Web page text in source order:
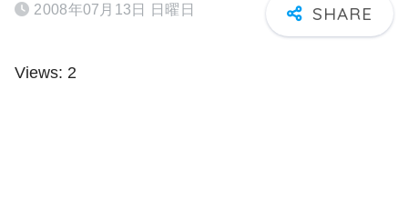
2008年07月13日 日曜日
Views: 2